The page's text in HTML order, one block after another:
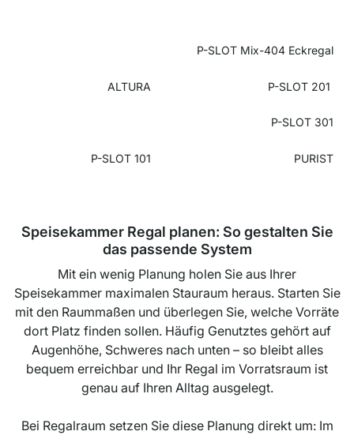
P-SLOT Mix-404 Eckregal
ALTURA P-SLOT 201
P-SLOT 301
P-SLOT 101 PURIST
Speisekammer Regal planen: So gestalten Sie
das passende System
Mit ein wenig Planung holen Sie aus Ihrer
Speisekammer maximalen Stauraum heraus. Starten Sie
mit den Raummaßen und überlegen Sie, welche Vorräte
dort Platz finden sollen. Häufig Genutztes gehört auf
Augenhöhe, Schweres nach unten – so bleibt alles
bequem erreichbar und Ihr Regal im Vorratsraum ist
genau auf Ihren Alltag ausgelegt.
Bei Regalraum setzen Sie diese Planung direkt um: Im